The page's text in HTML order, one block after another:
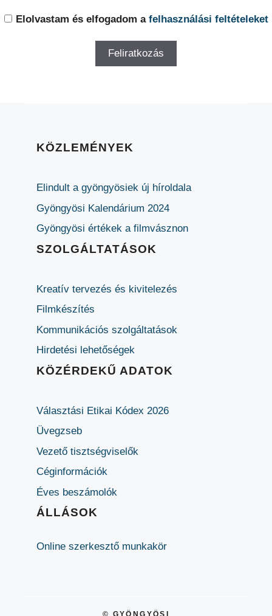
Elolvastam és elfogadom a felhasználási feltételeket
KÖZLEMÉNYEK
Elindult a gyöngyösiek új híroldala
Gyöngyösi Kalendárium 2024
Gyöngyösi értékek a filmvásznon
SZOLGÁLTATÁSOK
Kreatív tervezés és kivitelezés
Filmkészítés
Kommunikációs szolgáltatások
Hirdetési lehetőségek
KÖZÉRDEKŰ ADATOK
Választási Etikai Kódex 2026
Üvegzseb
Vezető tisztségviselők
Céginformációk
Éves beszámolók
ÁLLÁSOK
Online szerkesztő munkakör
© GYÖNGYÖSI